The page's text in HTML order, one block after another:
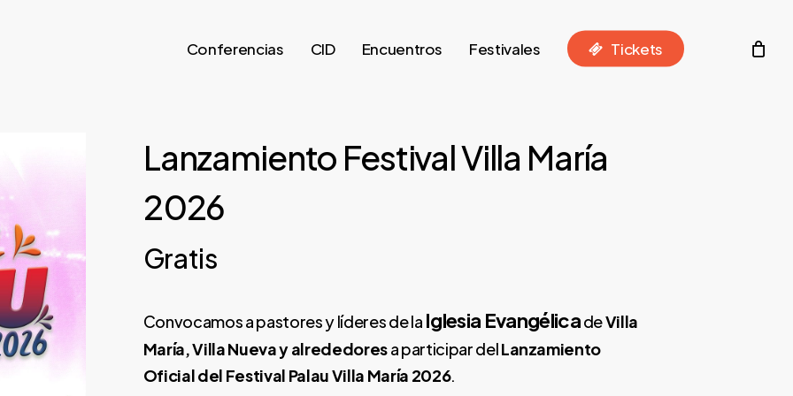
Conferencias CID Encuentros Festivales Tickets
Lanzamiento Festival Villa María
2026
Gratis
Convocamos a pastores y líderes de la Iglesia EvangélicadeVilla
María, Villa Nueva y alrededoresa participar delLanzamiento
Oficial del Festival Palau Villa María 2026.